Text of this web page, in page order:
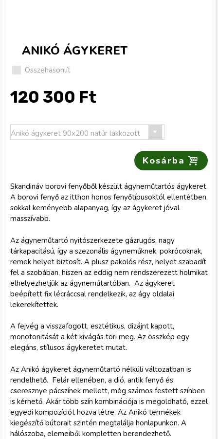
ANIKÓ ÁGYKERET
Összehasonlít
120 300 Ft
Skandináv borovi fenyőből készült ágyneműtartós ágykeret.
A borovi fenyő az itthon honos fenyőtípusoktól ellentétben,
sokkal keményebb alapanyag, így az ágykeret jóval
masszívabb.
Az ágyneműtartó nyitószerkezete gázrugós, nagy
tárkapacitású, így a szezonális ágyneműknek, pokrócoknak,
remek helyet biztosít. A plusz pakolós rész, helyet szabadít
fel a szobában, hiszen az eddig nem rendszerezett holmikat
elhelyezhetjük az ágyneműtartóban. Az ágykeret
beépített fix lécráccsal rendelkezik, az ágy oldalai
lekerekítettek.
A fejvég a visszafogott, esztétikus, dizájnt kapott,
monotonitását a két kivágás töri meg. Az összkép egy
elegáns, stílusos ágykeretet mutat.
Az Anikó ágykeret ágyneműtartó nélküli változatban is
rendelhető. Felár ellenében, a dió, antik fenyő és
cseresznye pácszínek mellett, még számos festett színben
is kérhető. Akár több szín kombinációja is megoldható, ezzel
egyedi kompozíciót hozva létre. Az Anikó termékek
kiegészítő bútorait szintén megtalálja honlapunkon. A
hálószoba, elemeiből kompletten berendezhető.